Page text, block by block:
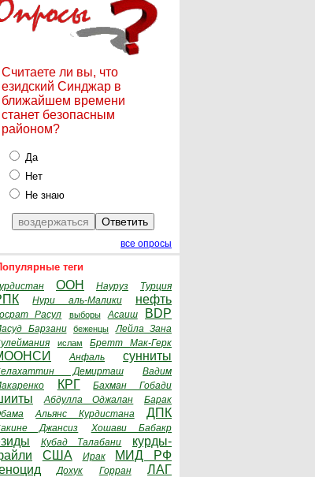
Считаете ли вы, что
езидский Синджар в
ближайшем времени
станет безопасным
районом?
Да
Нет
Не знаю
все опросы
теги
ООН Науруз Турция
Нури аль-Малики нефть
Расул выборы Асаиш BDP
Барзани беженцы
Лейла Зана
ислам Бретт Мак-Герк
Анфаль сунниты
Демирташ
Вадим
КРГ Бахман Гобади
Абдулла Оджалан
Барак
Альянс Курдистана ДПК
Джансиз Хошави Бабакр
Кубад Талабани
курды-
США Ирак
МИД РФ
Дохук Горран ЛАГ